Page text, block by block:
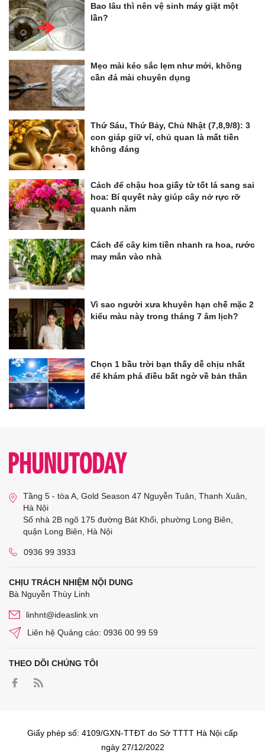
Bao lâu thì nên vệ sinh máy giặt một
lần?
Mẹo mài kéo sắc lẹm như mới, không
cần đá mài chuyên dụng
Thứ Sáu, Thứ Bảy, Chủ Nhật (7,8,9/8): 3
con giáp giữ ví, chủ quan là mất tiền
không đáng
Cách để chậu hoa giấy từ tốt lá sang sai
hoa: Bí quyết này giúp cây nở rực rỡ
quanh năm
Cách để cây kim tiền nhanh ra hoa, rước
may mắn vào nhà
Vì sao người xưa khuyên hạn chế mặc 2
kiểu màu này trong tháng 7 âm lịch?
Chọn 1 bầu trời bạn thấy dễ chịu nhất
để khám phá điều bất ngờ về bản thân
Tầng 5 - tòa A, Gold Season 47 Nguyễn Tuân, Thanh Xuân,
Hà Nội
Số nhà 2B ngõ 175 đường Bát Khối, phường Long Biên,
quận Long Biên, Hà Nội
0936 99 3933
CHỊU TRÁCH NHIỆM NỘI DUNG
Bà Nguyễn Thùy Linh
linhnt@ideaslink.vn
Liên hệ Quảng cáo: 0936 00 99 59
THEO DÕI CHÚNG TÔI
Giấy phép số: 4109/GXN-TTĐT do Sở TTTT Hà Nội cấp
ngày 27/12/2022